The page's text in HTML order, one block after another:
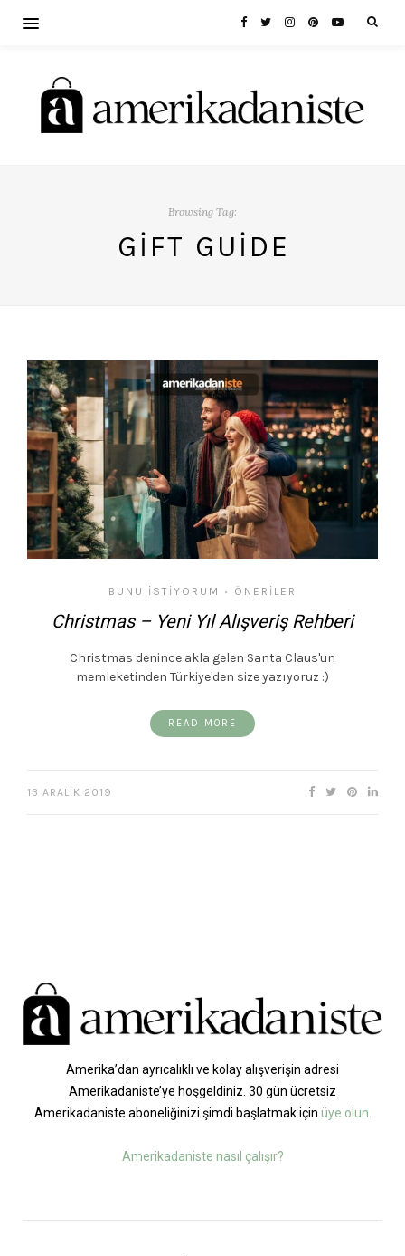
Browsing Tag:
GIFT GUIDE
BUNU İSTIYORUM • ÖNERILER
Christmas – Yeni Yıl Alışveriş Rehberi
Christmas denince akla gelen Santa Claus'un
memleketinden Türkiye'den size yazıyoruz :)
READ MORE
13 ARALIK 2019
Amerika’dan ayrıcalıklı ve kolay alışverişin adresi
Amerikadaniste’ye hoşgeldiniz. 30 gün ücretsiz
Amerikadaniste aboneliğinizi şimdi başlatmak için üye olun.
Amerikadaniste nasıl çalışır?